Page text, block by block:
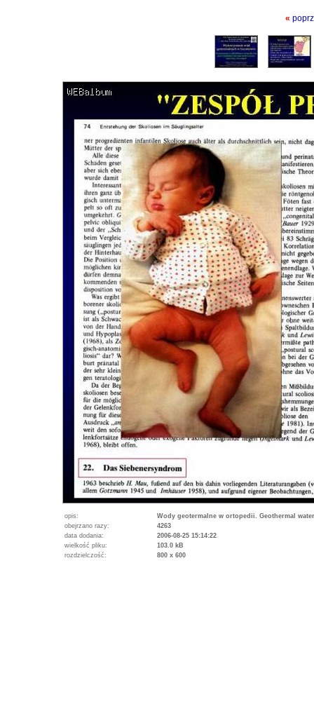
«
opis:
Wody geotermalne w ortopedii. Geothermal
obejrzano razy:
4263
data dodania:
2006-08-25 15:14:22
wielkość pliku:
103.0 kB
rozdzielczość:
800 x 600